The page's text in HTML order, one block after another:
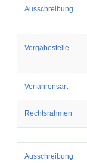
Ausschreibung
Vergabestelle
Verfahrensart
Rechtsrahmen
Ausschreibung